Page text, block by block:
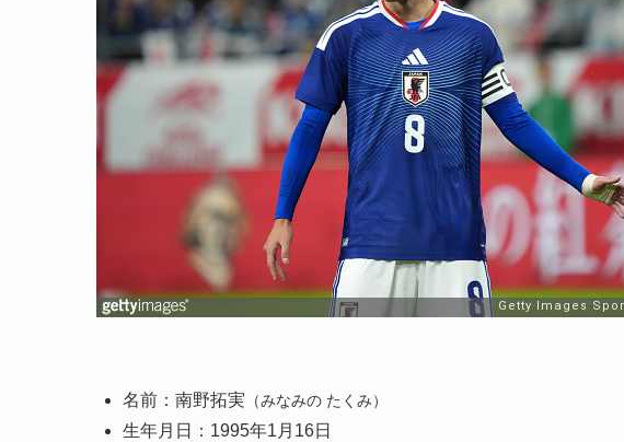
名前：南野拓実 （みなみの たくみ）
生年月日：1995年1月16日